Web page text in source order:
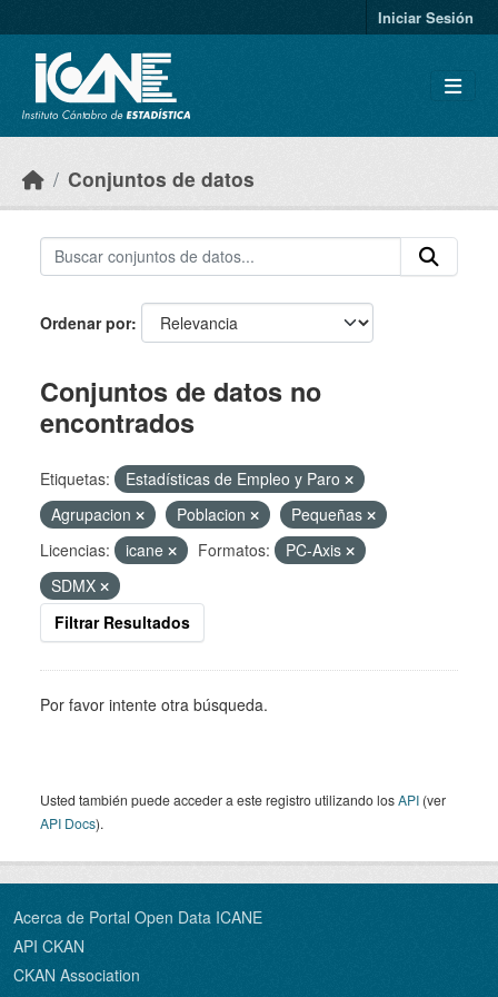
Iniciar Sesión
Conjuntos de datos
Ordenar por
Conjuntos de datos no
encontrados
Etiquetas:
Estadísticas de Empleo y Paro
Agrupacion
Poblacion
Pequeñas
Licencias:
icane Formatos:
PC-Axis
SDMX
Filtrar Resultados
Por favor intente otra búsqueda.
Usted también puede acceder a este registro utilizando losAPI (ver
API Docs).
Acerca de Portal Open Data ICANE
API CKAN
CKAN Association